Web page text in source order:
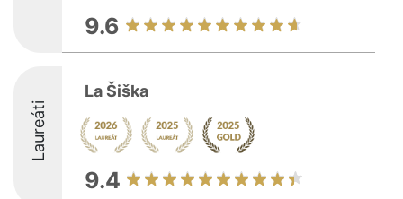
9.6
Laureáti
La Šiška
9.4